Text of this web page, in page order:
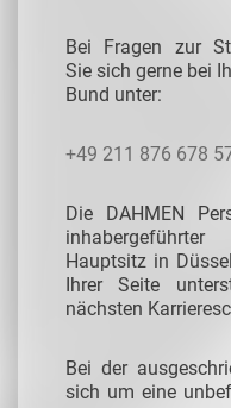
Bei Fragen zur
Sie sich gerne bei
Bund unter:
+49 211 876 678
Die DAHMEN
Hauptsitz in
Ihrer Seite
nächsten
Bei der
sich um eine